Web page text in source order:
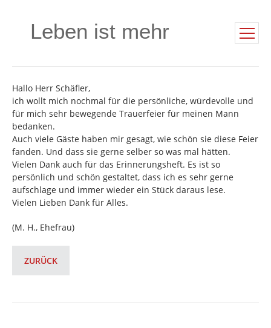
Leben ist mehr
Hallo Herr Schäfler,
ich wollt mich nochmal für die persönliche, würdevolle und
für mich sehr bewegende Trauerfeier für meinen Mann
bedanken.
Auch viele Gäste haben mir gesagt, wie schön sie diese Feier
fanden. Und dass sie gerne selber so was mal hätten.
Vielen Dank auch für das Erinnerungsheft. Es ist so
persönlich und schön gestaltet, dass ich es sehr gerne
aufschlage und immer wieder ein Stück daraus lese.
Vielen Lieben Dank für Alles.
(M. H., Ehefrau)
ZURÜCK